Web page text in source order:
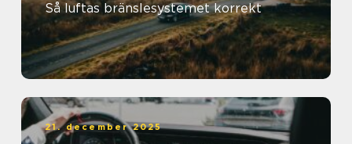
Så luftas bränslesystemet korrekt
21. december 2025